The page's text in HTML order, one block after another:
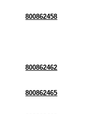
800862458
800862462
800862465